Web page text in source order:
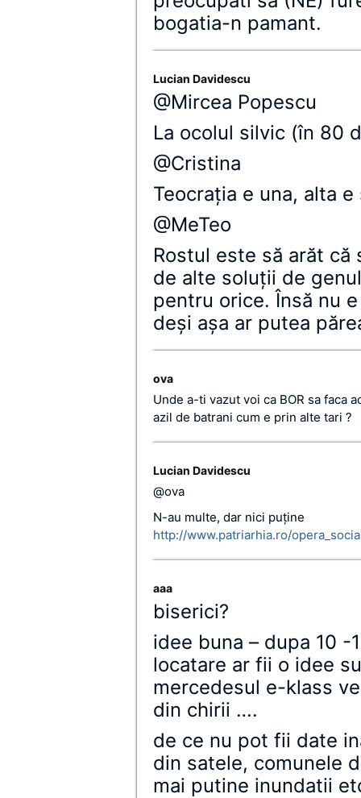
bogatia-n pamant.
Lucian Davidescu
@Mircea Popescu
La ocolul silvic (în 80
@Cristina
Teocraţia e una, alta
@MeTeo
Rostul este să arăt
de alte soluţii de
pentru orice. Însă nu
deşi aşa ar putea
ova
Unde a-ti vazut voi ca BOR sa faca
azil de batrani cum e prin alte tari ?
Lucian Davidescu
@ova
N-au multe, dar nici puţine
http://www.patriarhia.ro/
aaa
biserici?
idee buna – dupa 10
locatare ar fii o idee
mercedesul e-klass
din chirii ….
de ce nu pot fii date
din satele, comunele
mai putine inundatii